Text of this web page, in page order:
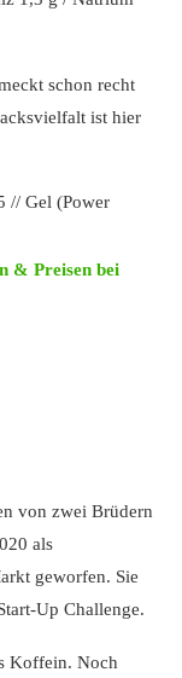
schon recht
ist hier
// Gel (Power
& Preisen bei
von zwei Brüdern
als
geworfen. Sie
Up Challenge.
Koffein. Noch